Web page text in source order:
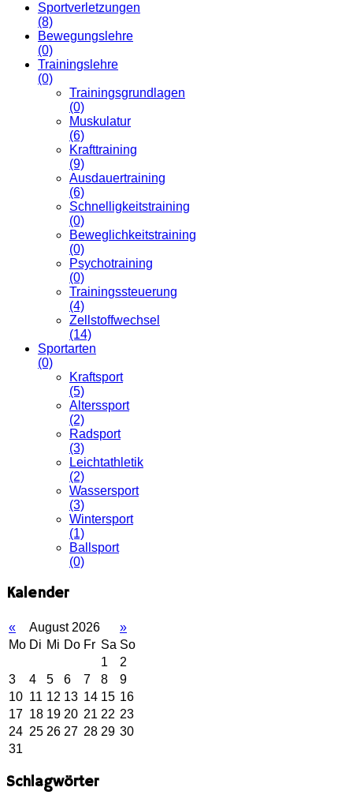
Sportverletzungen
(8)
Bewegungslehre
(0)
Trainingslehre
(0)
Trainingsgrundlagen
(0)
Muskulatur
(6)
Krafttraining
(9)
Ausdauertraining
(6)
Schnelligkeitstraining
(0)
Beweglichkeitstraining
(0)
Psychotraining
(0)
Trainingssteuerung
(4)
Zellstoffwechsel
(14)
Sportarten
(0)
Kraftsport
(5)
Alterssport
(2)
Radsport
(3)
Leichtathletik
(2)
Wassersport
(3)
Wintersport
(1)
Ballsport
(0)
Kalender
« August 2026
»
Mo Di Mi Do Fr Sa So
1
2
3
4 5 6 7 8
9
10 11 12 13 14 15 16
17 18 19 20 21 22 23
24 25 26 27 28 29 30
31
Schlagwörter